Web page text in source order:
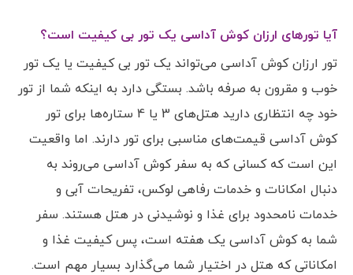
آیا تورهای ارزان کوش آداسی یک تور بی کیفیت است؟
تور ارزان کوش آداسی می‌تواند یک تور بی کیفیت یا یک تور
خوب و مقرون به صرفه باشد. بستگی دارد به اینکه شما از تور
خود چه انتظاری دارید هتل‌های 3 یا 4 ستاره‌ها برای تور
کوش آداسی قیمت‌های مناسبی برای تور دارند. اما واقعیت
این است که کسانی که به سفر کوش آداسی می‌روند به
دنبال امکانات و خدمات رفاهی لوکس، تفریحات آبی و
خدمات نامحدود برای غذا و نوشیدنی در هتل هستند. سفر
شما به کوش آداسی یک هفته است، پس کیفیت غذا و
امکاناتی که هتل در اختیار شما می‌گذارد بسیار مهم است.